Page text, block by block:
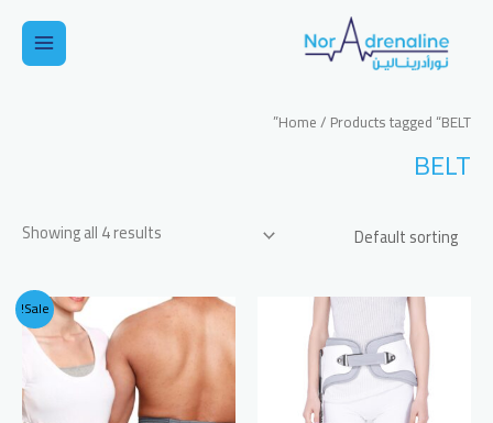
المحتوى
Main
Home/ Products tagged “BELT”
BELT
Showing all 4 results
Sale!